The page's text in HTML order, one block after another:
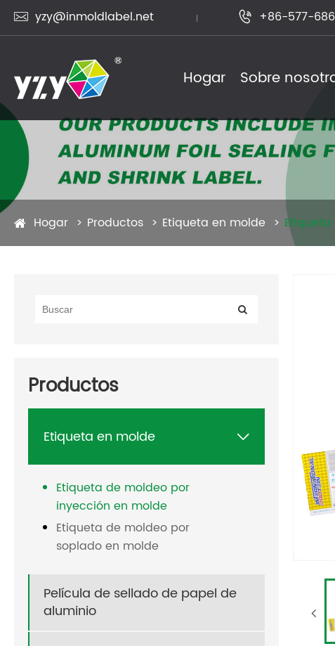
 yzy@inmoldlabel.net  +86-577-
Hogar Sobre
Productos
Hogar Productos Etiqueta en molde
Productos
Etiqueta en molde 
Etiqueta de moldeo por
inyección en molde
Etiqueta de moldeo por
soplado en molde
Película de sellado de papel de
aluminio